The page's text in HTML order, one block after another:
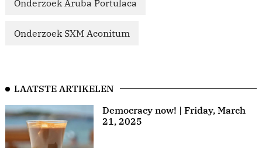
Onderzoek Aruba Portulaca
Onderzoek SXM Aconitum
LAATSTE ARTIKELEN
Democracy now! | Friday, March
21, 2025